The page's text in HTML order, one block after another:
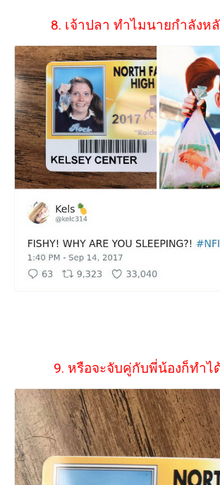
8. เจ้าปลา ทำไมนายกำลังห
9. หรือจะจับคู่กับพี่น้องก็ทำไ